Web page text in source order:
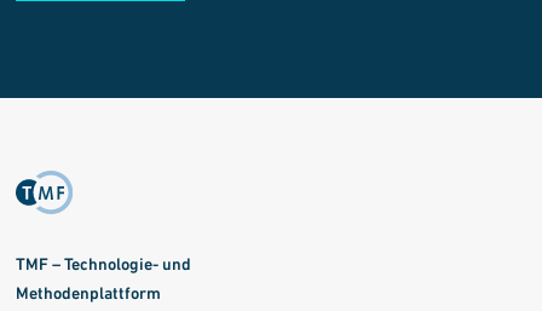
TMF – Technologie- und
Methodenplattform